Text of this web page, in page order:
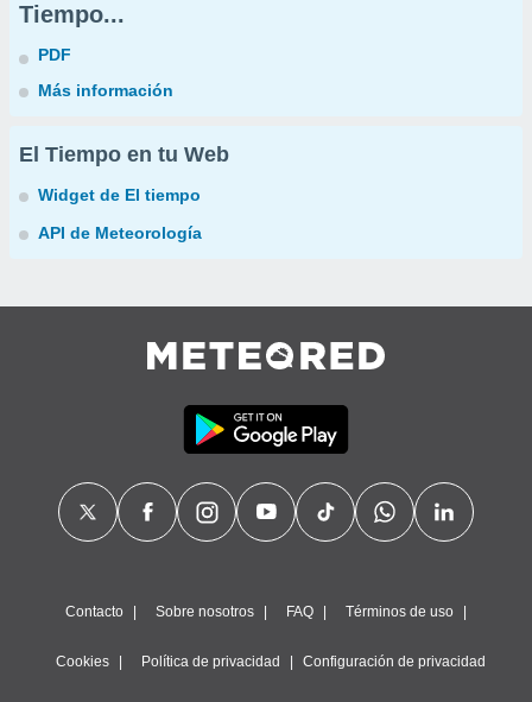
Tiempo...
PDF
Más información
El Tiempo en tu Web
Widget de El tiempo
API de Meteorología
Contacto Sobre nosotros FAQ Términos de uso
Cookies Política de privacidad Configuración de privacidad